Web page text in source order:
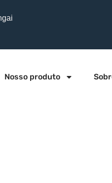
Nosso produto